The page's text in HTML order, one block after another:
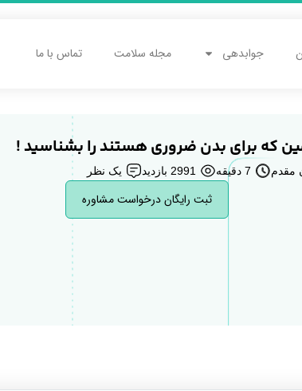
جوابدهی مجله سلامت تماس با ما
که برای بدن ضروری هستند را بشناسید !
مقدم 7 دقیقه 2991 بازدید یک نظر
ثبت رایگان درخواست مشاوره